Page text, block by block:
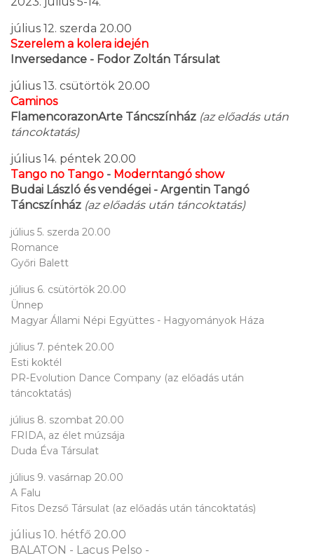
július 12. szerda 20.00
Szerelem a kolera idején
Inversedance - Fodor Zoltán Társulat
július 13. csütörtök 20.00
Caminos
FlamencorazonArte Táncszínház (az előadás után
táncoktatás)
július 14. péntek 20.00
Tango no Tango - Moderntangó show
Budai László és vendégei - Argentin Tangó
Táncszínház (az előadás után táncoktatás)
július 5. szerda 20.00
Romance
Győri Balett
július 6. csütörtök 20.00
Ünnep
Magyar Állami Népi Együttes - Hagyományok Háza
július 7. péntek 20.00
Esti koktél
PR-Evolution Dance Company (az előadás után
táncoktatás)
július 8. szombat 20.00
FRIDA, az élet múzsája
Duda Éva Társulat
július 9. vasárnap 20.00
A Falu
Fitos Dezső Társulat (az előadás után táncoktatás)
július 10. hétfő 20.00
BALATON - Lacus Pelso -